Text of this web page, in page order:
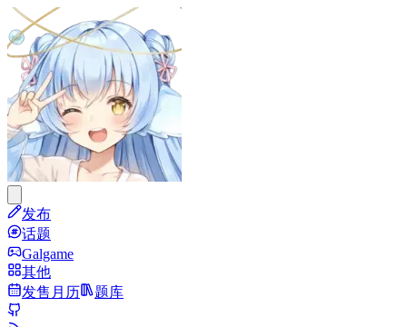
发布
话题
Galgame
其他
发售月历
题库